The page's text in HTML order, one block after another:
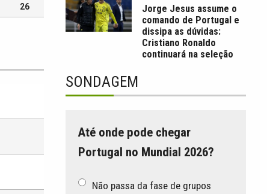
26
Jorge Jesus assume o
comando de Portugal e
dissipa as dúvidas:
Cristiano Ronaldo
continuará na seleção
SONDAGEM
Até onde pode chegar
Portugal no Mundial 2026?
Não passa da fase de grupos